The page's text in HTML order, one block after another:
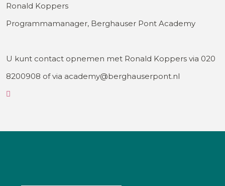
Ronald Koppers
Programmamanager, Berghauser Pont Academy
U kunt contact opnemen met Ronald Koppers via 020
8200908 of via academy@berghauserpont.nl